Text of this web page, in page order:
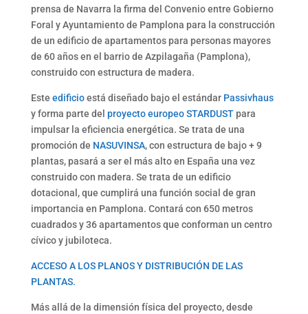
prensa de Navarra la firma del Convenio entre Gobierno
Foral y Ayuntamiento de Pamplona para la construcción
de un edificio de apartamentos para personas mayores
de 60 años en el barrio de Azpilagaña (Pamplona),
construido con estructura de madera.
Este edificioestá diseñado bajo el estándar Passivhaus
y forma parte del proyecto europeo STARDUSTpara
impulsar la eficiencia energética. Se trata de una
promoción de NASUVINSA, con estructura de bajo + 9
plantas, pasará a ser el más alto en España una vez
construido con madera. Se trata de un edificio
dotacional, que cumplirá una función social de gran
importancia en Pamplona. Contará con 650 metros
cuadrados y 36 apartamentos que conforman un centro
cívico y jubiloteca.
ACCESO A LOS PLANOS Y DISTRIBUCIÓN DE LAS
PLANTAS.
Más allá de la dimensión física del proyecto, desde